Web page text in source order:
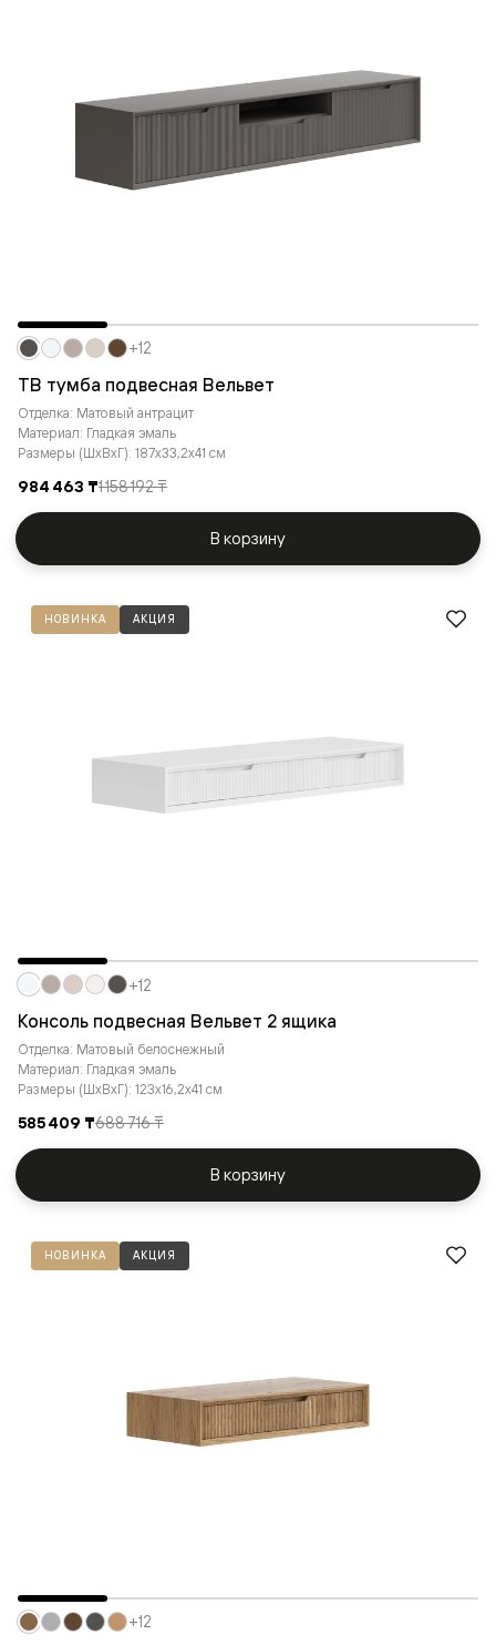
ТВ тумба подвесная Вельвет
Отделка: Матовый антрацит
Материал: Гладкая эмаль
Размеры (ШxВxГ): 187x33,2x41 см
984 463 ₸1 158 192 ₸
+12
В корзину
НОВИНКА АКЦИЯ
Консоль подвесная Вельвет 2 ящика
Отделка: Матовый белоснежный
Материал: Гладкая эмаль
Размеры (ШxВxГ): 123x16,2x41 см
585 409 ₸688 716 ₸
+12
В корзину
НОВИНКА АКЦИЯ
+12